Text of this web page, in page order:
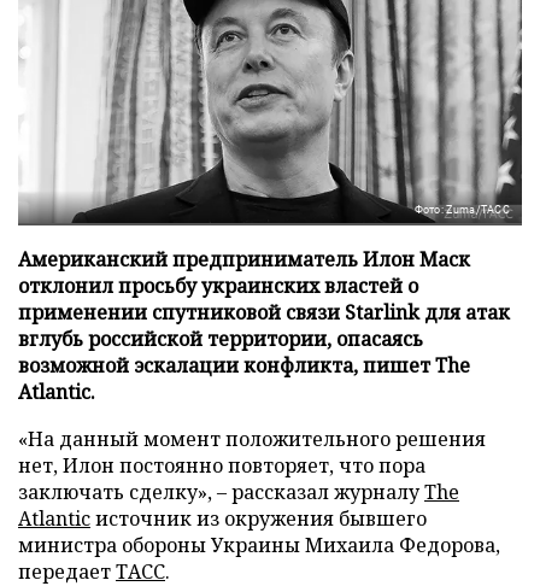
Фото: Zuma/ТАСС
Американский предприниматель Илон Маск
отклонил просьбу украинских властей о
применении спутниковой связи Starlink для атак
вглубь российской территории, опасаясь
возможной эскалации конфликта, пишет The
Atlantic.
«На данный момент положительного решения
нет, Илон постоянно повторяет, что пора
заключать сделку», – рассказал журналуThe
Atlanticисточник из окружения бывшего
министра обороны Украины Михаила Федорова,
передаетТАСС.